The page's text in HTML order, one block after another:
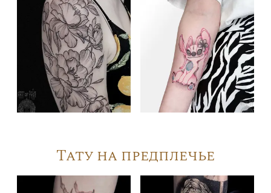
Тату на предплечье